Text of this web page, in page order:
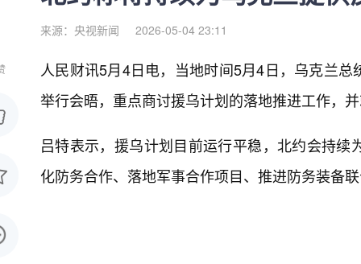
来源：央视新闻 2026-05-04 23:11
人民财讯5月4日电， 当地时间5月4日，乌克兰
举行会晤，重点商讨援乌计划的落地推进工作，
吕特表示，援乌计划目前运行平稳，北约会持
化防务合作、落地军事合作项目、推进防务装备